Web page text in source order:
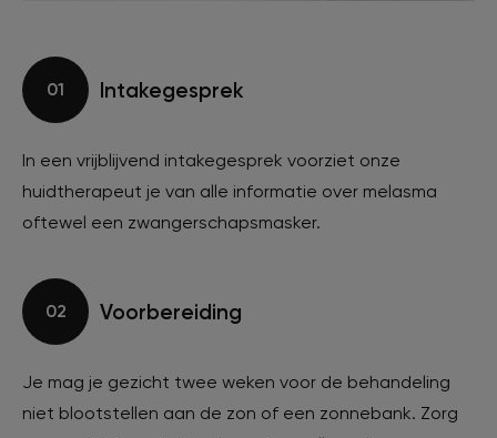
01 Intakegesprek
In een vrijblijvend intakegesprek voorziet onze
huidtherapeut je van alle informatie over melasma
oftewel een zwangerschapsmasker.
02 Voorbereiding
Je mag je gezicht twee weken voor de behandeling
niet blootstellen aan de zon of een zonnebank. Zorg